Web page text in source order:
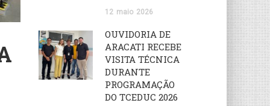
12 maio 2026
OUVIDORIA DE
ARACATI RECEBE
VISITA TÉCNICA
DURANTE
PROGRAMAÇÃO
DO TCEDUC 2026